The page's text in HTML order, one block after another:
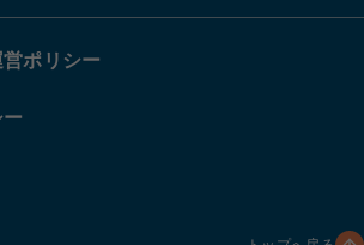
ポリシー